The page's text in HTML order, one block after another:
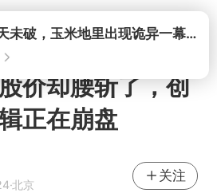
打开
价却腰斩了，创
正在崩盘
·北京
关注